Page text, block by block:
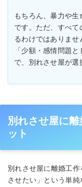
もちろん、暴力や
です。ただ、すべ
るわけではありませ
「少額・感情問題
で、別れさせ屋が選
別れさせ屋に
ット
別れさせ屋に離婚工
させたい」という単